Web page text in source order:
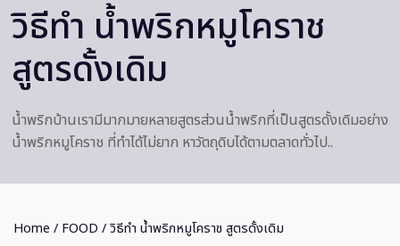
วิธีทำ น้ำพริกหมูโคราช
สูตรดั้งเดิม
น้ำพริกบ้านเรามีมากมายหลายสูตรส่วนน้ำพริกที่เป็นสูตรดั้งเดิมอย่าง
น้ำพริกหมูโคราช ที่ทำได้ไม่ยาก หาวัตถุดิบได้ตามตลาดทั่วไป..
Home / FOOD / วิธีทำ น้ำพริกหมูโคราช สูตรดั้งเดิม